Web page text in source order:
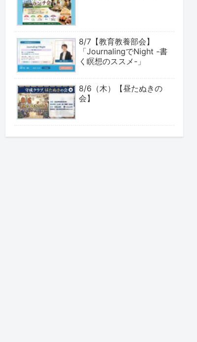
8/7【教育教養部会】
「JournalingでNight -書
く瞑想のススメ-」
8/6（木）【昼たぬきの
会】